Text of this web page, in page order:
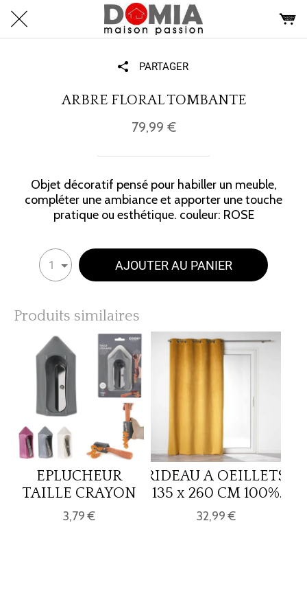
PARTAGER
ARBRE FLORAL TOMBANTE
79,99 €
Objet décoratif pensé pour habiller un meuble,
compléter une ambiance et apporter une touche
pratique ou esthétique. couleur: ROSE
1 AJOUTER AU PANIER
Produits similaires
EPLUCHEUR
TAILLE CRAYON
3,79 €
RIDEAU A OEILLETS
135 x 260 CM 100%
OCCULTANT/VELOURS
UNI VELOUNIGHT
32,99 €